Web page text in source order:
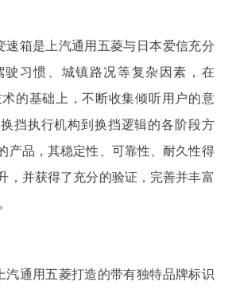
速箱是上汽通用五菱与日本爱信充分
驶习惯、城镇路况等复杂因素，在
的基础上，不断收集倾听用户的意
挡执行机构到换挡逻辑的各阶段方
产品，其稳定性、可靠性、耐久性得
，并获得了充分的验证，完善并丰富
汽通用五菱打造的带有独特品牌标识